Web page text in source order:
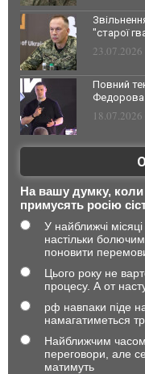
"старої
Повний
Федорова
На вашу думку, коли
примусять росію
У найближчі
настільки
поновити
Цього року не
процесу. А от
рф навпаки піде
намагатиметься
Найближчим
переговори, але
матимуть